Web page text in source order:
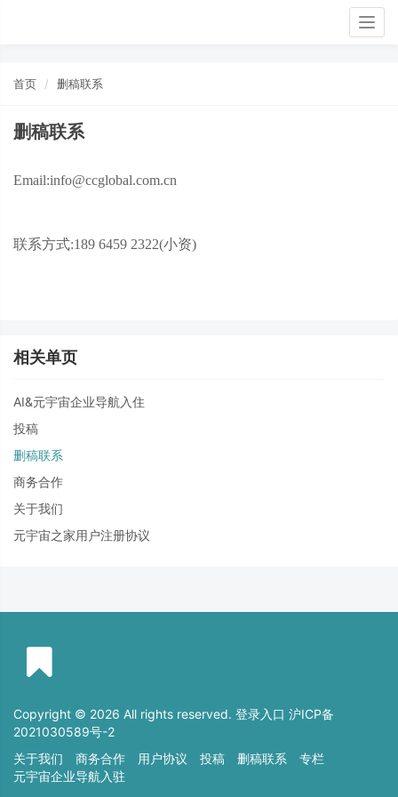
首页 删稿联系
删稿联系
Email:info@ccglobal.com.cn
联系方式:189 6459 2322(小资)
相关单页
AI&元宇宙企业导航入住
投稿
删稿联系
商务合作
关于我们
元宇宙之家用户注册协议
Copyright © 2026 All rights reserved. 登录入口 沪ICP备
2021030589号-2
关于我们
商务合作 用户协议 投稿 删稿联系
专栏
元宇宙企业导航入驻